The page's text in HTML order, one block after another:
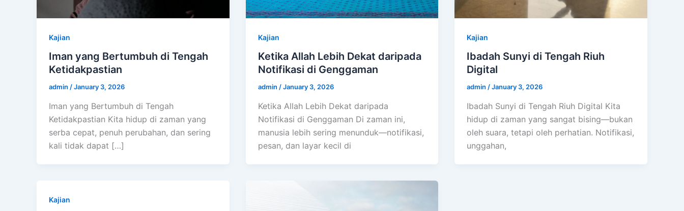
Kajian
Iman yang Bertumbuh di Tengah
Ketidakpastian
admin /January 3, 2026
Iman yang Bertumbuh di Tengah
Ketidakpastian Kita hidup di zaman yang
serba cepat, penuh perubahan, dan sering
kali tidak dapat […]
Kajian
Ketika Allah Lebih Dekat daripada
Notifikasi di Genggaman
admin /January 3, 2026
Ketika Allah Lebih Dekat daripada
Notifikasi di Genggaman Di zaman ini,
manusia lebih sering menunduk—notifikasi,
pesan, dan layar kecil di
Kajian
Ibadah Sunyi di Tengah Riuh
Digital
admin/January 3, 2026
Ibadah Sunyi di Tengah Riuh Digital Kita
hidup di zaman yang sangat bising—bukan
oleh suara, tetapi oleh perhatian. Notifikasi,
unggahan,
Kajian